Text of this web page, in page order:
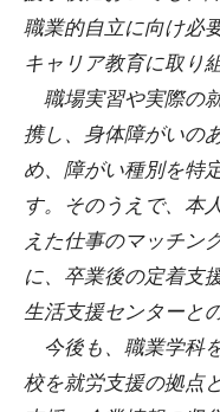
職業的自立に向け必
キャリア教育に取り
職場実習や実際の
携し、身体障がいの
め、障がい種別を特
す。そのうえで、本
えた仕事のマッチン
に、卒業後の定着支
生活支援センターと
今後も、職業学科
校を就労支援の拠点